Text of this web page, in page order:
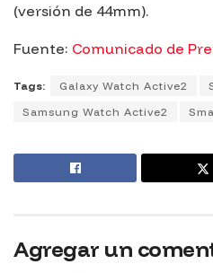
(versión de 44mm).
Fuente: Comunicado de
Tags: Galaxy Watch Active2
Samsung Watch Active2
Agregar un